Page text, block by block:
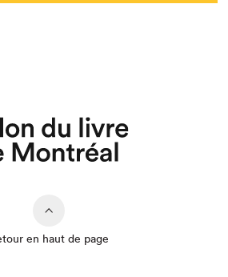
en haut de page